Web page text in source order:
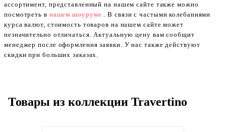
ассортимент, представленный на нашем сайте также можно
посмотреть в нашем шоуруме . В связи с частыми колебаниями
курса валют, стоимость товаров на нашем сайте может
незначительно отличаться. Актуальную цену вам сообщит
менеджер после оформления заявки. У нас также действуют
скидки при больших заказах.
Товары из коллекции Travertino